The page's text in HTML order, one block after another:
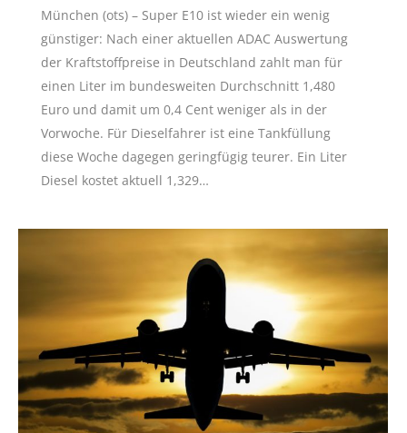
München (ots) – Super E10 ist wieder ein wenig
günstiger: Nach einer aktuellen ADAC Auswertung
der Kraftstoffpreise in Deutschland zahlt man für
einen Liter im bundesweiten Durchschnitt 1,480
Euro und damit um 0,4 Cent weniger als in der
Vorwoche. Für Dieselfahrer ist eine Tankfüllung
diese Woche dagegen geringfügig teurer. Ein Liter
Diesel kostet aktuell 1,329…